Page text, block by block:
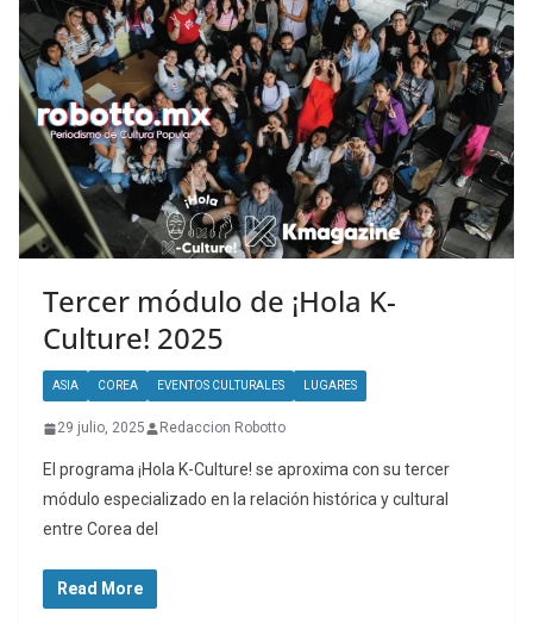
Tercer módulo de ¡Hola K-
Culture! 2025
ASIA COREA EVENTOS CULTURALES LUGARES
29 julio, 2025 Redaccion Robotto
El programa ¡Hola K-Culture! se aproxima con su tercer
módulo especializado en la relación histórica y cultural
entre Corea del
Read More